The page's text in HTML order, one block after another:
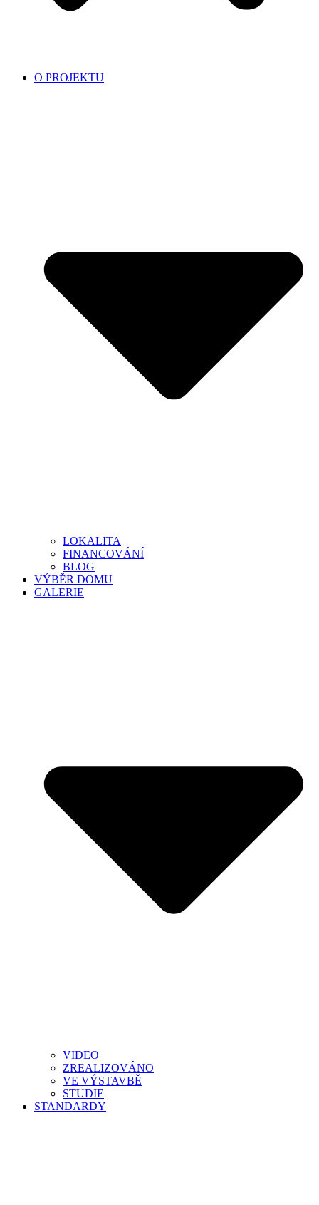
O PROJEKTU
LOKALITA
FINANCOVÁNÍ
BLOG
VÝBĚR DOMU
GALERIE
VIDEO
ZREALIZOVÁNO
VE VÝSTAVBĚ
STUDIE
STANDARDY